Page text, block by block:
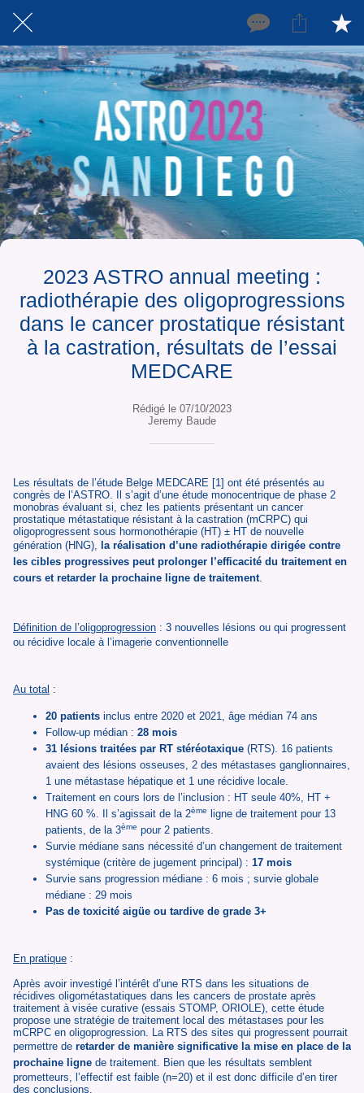
2023 ASTRO annual meeting :
radiothérapie des oligoprogressions
dans le cancer prostatique résistant
à la castration, résultats de l’essai
MEDCARE
Rédigé le 07/10/2023
Jeremy Baude
Les résultats de l’étude Belge MEDCARE [1] ont été présentés au
congrès de l’ASTRO. Il s’agit d’une étude monocentrique de phase 2
monobras évaluant si, chez les patients présentant un cancer
prostatique métastatique résistant à la castration (mCRPC) qui
oligoprogressent sous hormonothérapie (HT) ± HT de nouvelle
génération (HNG), la réalisation d’une radiothérapie dirigée contre
les cibles progressives peut prolonger l’efficacité du traitement en
cours et retarder la prochaine ligne de traitement.
Définition de l’oligoprogression : 3 nouvelles lésions ou qui progressent
ou récidive locale à l’imagerie conventionnelle
Au total :
20 patients inclus entre 2020 et 2021, âge médian 74 ans
Follow-up médian : 28 mois
31 lésions traitées par RT stéréotaxique (RTS). 16 patients
avaient des lésions osseuses, 2 des métastases ganglionnaires,
1 une métastase hépatique et 1 une récidive locale.
Traitement en cours lors de l’inclusion : HT seule 40%, HT +
HNG 60 %. Il s’agissait de la 2ème ligne de traitement pour 13
patients, de la 3ème pour 2 patients.
Survie médiane sans nécessité d’un changement de traitement
systémique (critère de jugement principal) : 17 mois
Survie sans progression médiane : 6 mois ; survie globale
médiane : 29 mois
Pas de toxicité aigüe ou tardive de grade 3+
En pratique :
Après avoir investigé l’intérêt d’une RTS dans les situations de
récidives oligométastatiques dans les cancers de prostate après
traitement à visée curative (essais STOMP, ORIOLE), cette étude
propose une stratégie de traitement local des métastases pour les
mCRPC en oligoprogression. La RTS des sites qui progressent pourrait
permettre de retarder de manière significative la mise en place de la
prochaine ligne de traitement. Bien que les résultats semblent
prometteurs, l’effectif est faible (n=20) et il est donc difficile d’en tirer
des conclusions.